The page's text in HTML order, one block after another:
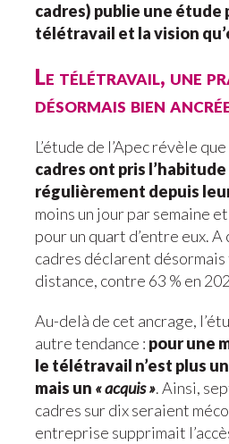
cadres) publie une étude
télétravail et la vision
Le télétravail, une
désormais bien
L’étude de l’Apec révèle que
cadres ont pris
régulièrement depuis
moins un jour par semaine
pour un quart d’entre eux. A
cadres déclarent
distance, contre 63 % en
Au-delà de cet ancrage,
autre tendance : pour une
le télétravail n’est plus
mais un « acquis ». Ainsi,
cadres sur dix seraient
entreprise supprimait